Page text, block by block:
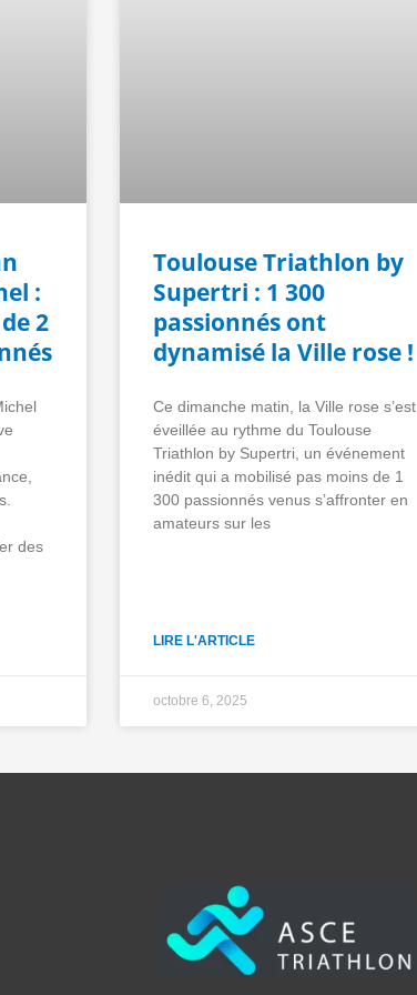
:
2
des
Toulouse Triathlon by
Supertri : 1 300
passionnés ont
dynamisé la Ville rose !
Ce dimanche matin, la Ville rose s’est
éveillée au rythme du Toulouse
Triathlon by Supertri, un événement
inédit qui a mobilisé pas moins de 1
300 passionnés venus s’affronter en
amateurs sur les
LIRE L'ARTICLE
octobre 6, 2025